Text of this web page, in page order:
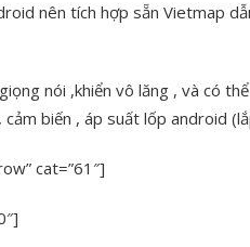
nên tích hợp sẵn Vietmap
nói ,khiển vô lăng , và có
biến , áp suất lốp android
cat=”61″]